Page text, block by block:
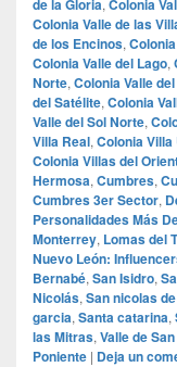
de la Gloria, Colonia
Colonia Valle de las
de los Encinos,
Colonia Valle del Lago,
Norte, Colonia Valle
del Satélite, Colonia
Valle del Sol Norte,
Villa Real, Colonia
Colonia Villas del
Hermosa, Cumbres,
Cumbres 3er Sector,
Personalidades Más
Monterrey, Lomas del
Nuevo León:
Bernabé, San Isidro,
Nicolás, San nicolas
garcia, Santa catarina,
las Mitras, Valle de
Poniente | Deja un